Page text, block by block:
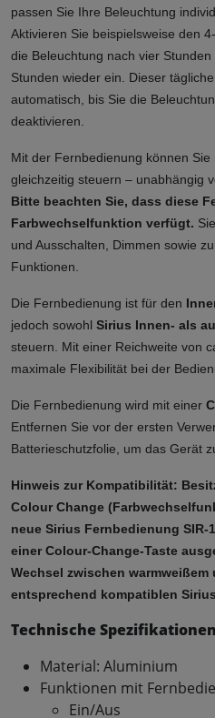
passen Sie Ihre Beleuchtung
Aktivieren Sie beispielsweise den
die Beleuchtung nach vier
Stunden wieder ein. Dieser
automatisch, bis Sie die
deaktivieren.
Mit der Fernbedienung können
Bitte beachten Sie, dass diese
Farbwechselfunktion verfügt.
und Ausschalten, Dimmen sowie
Funktionen.
Die Fernbedienung ist für den
jedoch sowohl Sirius Innen- als
steuern. Mit einer Reichweite von
maximale Flexibilität bei der
Die Fernbedienung wird mit einer
Entfernen Sie vor der ersten
Batterieschutzfolie, um das Gerät
Hinweis zur Kompatibilität:
Colour Change
neue Sirius Fernbedienung
einer Colour-Change-Taste
Wechsel zwischen
entsprechend kompatiblen
Technische
Material: Aluminium
Funktionen mit
Ein/Aus